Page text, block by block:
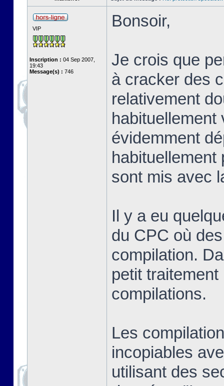
VIP
Inscription : 04 Sep 2007,
19:43
Message(s) : 746
Bonsoir,
Je crois que
à cracker des
relativement
habituellement
évidemment
sont mis avec
Il y a eu
du CPC où
compilation.
petit
compilations.
Les
incopiables
utilisant des